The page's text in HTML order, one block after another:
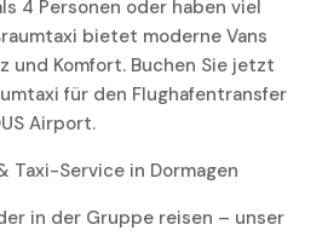
4 Personen oder haben viel
bietet moderne Vans
und Komfort. Buchen Sie jetzt
für den Flughafentransfer
Airport.
Taxi-Service in Dormagen
in der Gruppe reisen – unser